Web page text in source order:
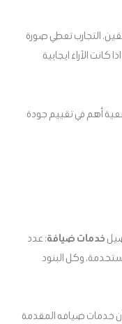
التجارب تعطي صورة
كانت الآراء ايجابية
أهم في تقييم جودة
خدمات ضيافة: عدد
وكل البنود
خدمات ضيافه المقدمة